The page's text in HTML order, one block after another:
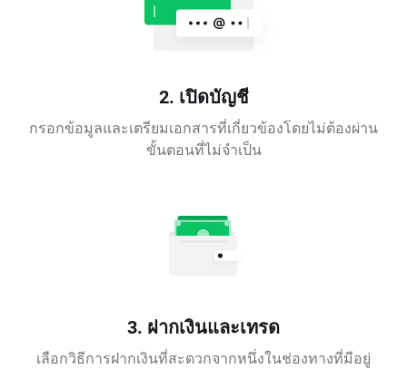
2. เปิดบัญชี
กรอกข้อมูลและเตรียมเอกสารที่เกี่ยวข้องโดยไม่ต้องผ่าน
ขั้นตอนที่ไม่จำเป็น
3. ฝากเงินและเทรด
เลือกวิธีการฝากเงินที่สะดวกจากหนึ่งในช่องทางที่มีอยู่